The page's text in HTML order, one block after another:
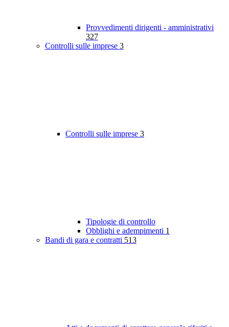
Provvedimenti dirigenti - amministrativi
327
Controlli sulle imprese 3
Controlli sulle imprese 3
Tipologie di controllo
Obblighi e adempimenti 1
Bandi di gara e contratti 513